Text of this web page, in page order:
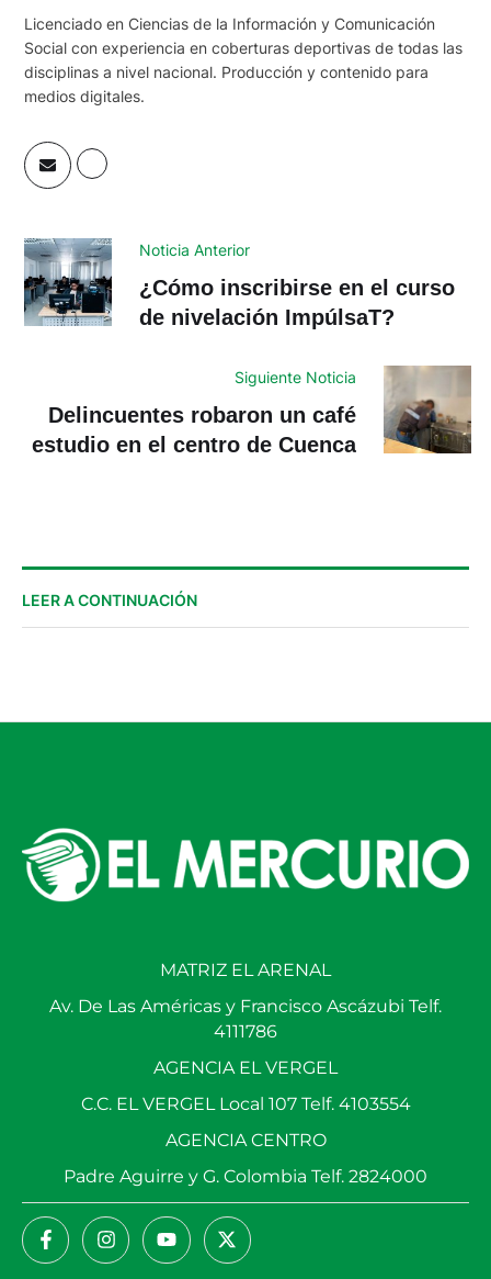
Licenciado en Ciencias de la Información y Comunicación
Social con experiencia en coberturas deportivas de todas las
disciplinas a nivel nacional. Producción y contenido para
medios digitales.
Noticia Anterior
¿Cómo inscribirse en el curso
de nivelación ImpúlsaT?
Siguiente Noticia
Delincuentes robaron un café
estudio en el centro de Cuenca
LEER A CONTINUACIÓN
MATRIZ EL ARENAL
Av. De Las Américas y Francisco Ascázubi Telf.
4111786
AGENCIA EL VERGEL
C.C. EL VERGEL Local 107 Telf. 4103554
AGENCIA CENTRO
Padre Aguirre y G. Colombia Telf. 2824000